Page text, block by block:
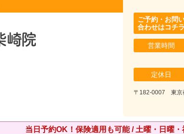
ご予約・お問
合わせはコチラ
営業時間
定休日
〒182-0007 東京
当日予約OK！保険適用も可能 / 土曜・日曜